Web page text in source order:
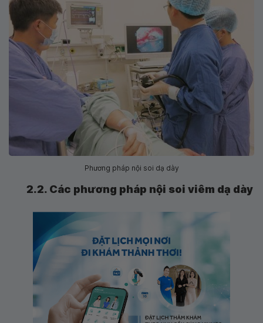
Phương pháp nội soi dạ dày
2.2. Các phương pháp nội soi viêm dạ dày